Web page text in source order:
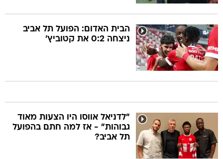
הבית האדום: הפועל תל אביב
ניצחה 0:2 את קטוביץ'
"לדניאל אווסו היו הצעות מאוד
גבוהות" - אז למה חתם בהפועל
תל אביב?